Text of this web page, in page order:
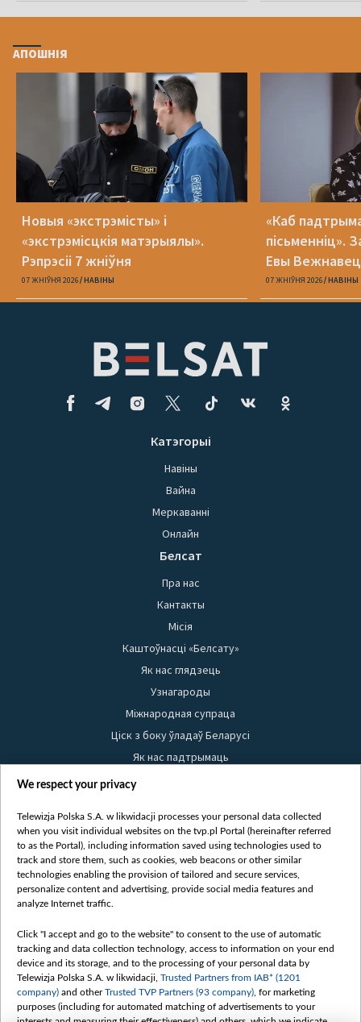
АПОШНІЯ
Новыя «экстрэмісты» і
«экстрэмісцкія матэрыялы».
Рэпрэсіі 7 жніўня
07 ЖНІЎНЯ 2026 НАВІНЫ
«Каб
пісьменніц».
Евы Вежнавец
07 ЖНІЎНЯ 2026 НАВІНЫ
Катэгорыі
Навіны
Вайна
Меркаванні
Онлайн
Белсат
Пра нас
Кантакты
Місія
Каштоўнасці «Белсату»
Як нас глядзець
Узнагароды
Міжнародная супраца
Ціск з боку ўладаў Беларусі
Як нас падтрымаць
Правілы выкарыстання матэрыялаў
Бяспека
Youtube
Белсат news
Белсат Shorts
Жэстачайшы мульт
Belsat English
Biełsat PL
Белсат Now
We respect your privacy
Telewizja Polska S.A. w likwidacji processes your personal data collected
when you visit individual websites on the tvp.pl Portal (hereinafter referred
to as the Portal), including information saved using technologies used to
track and store them, such as cookies, web beacons or other similar
technologies enabling the provision of tailored and secure services,
personalize content and advertising, provide social media features and
analyze Internet traffic.
Click "I accept and go to the website" to consent to the use of automatic
tracking and data collection technology, access to information on your end
device and its storage, and to the processing of your personal data by
Telewizja Polska S.A. w likwidacji, Trusted Partners from IAB* (1201
company) and otherTrusted TVP Partners (93 company) , for marketing
purposes (including for automated matching of advertisements to your